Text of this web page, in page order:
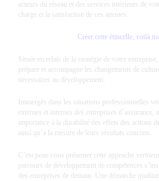
acteurs du réseau et des services intérieurs de
charge et la satisfaction de ces attentes.
Créer cette étincelle, voilà
Située en relais de la stratégie de votre
prépare et accompagne les changements de
nécessaires au développement.
Immergés dans les situations professionnelles
externes et internes des entreprises
importance à la durabilité des effets des actions
ainsi qu’à la mesure de leurs résultats concrets.
C’est pour vous présenter cette approche
parcours de développement de compétences
des entreprises de demain. Une démarche